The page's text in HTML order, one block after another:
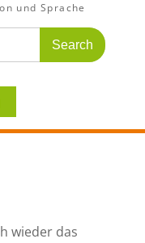
und Sprache
wieder das